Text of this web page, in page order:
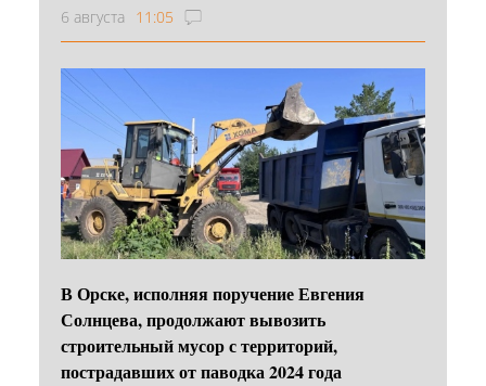
6 августа 11:05
В Орске, исполняя поручение Евгения
Солнцева, продолжают вывозить
строительный мусор с территорий,
пострадавших от паводка 2024 года